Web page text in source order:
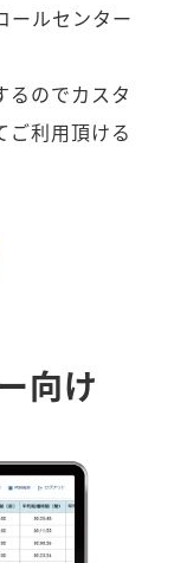
ールセンター
るのでカスタ
ご利用頂ける
向け